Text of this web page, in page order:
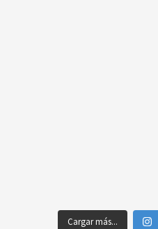
Cargar más...